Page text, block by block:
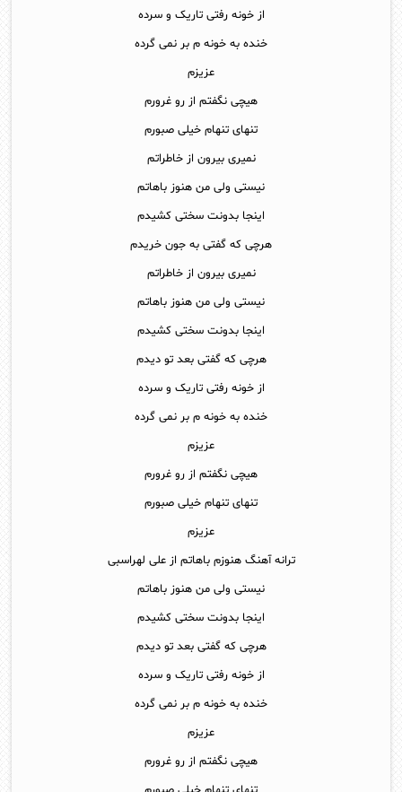
از خونه رفتی تاریک و سرده
خنده به خونه م بر نمی گرده
عزیزم
هیچی نگفتم از رو غرورم
تنهای تنهام خیلی صبورم
نمیری بیرون از خاطراتم
نیستی ولی من هنوز باهاتم
اینجا بدونت سختی کشیدم
هرچی که گفتی به جون خریدم
نمیری بیرون از خاطراتم
نیستی ولی من هنوز باهاتم
اینجا بدونت سختی کشیدم
هرچی که گفتی بعد تو دیدم
از خونه رفتی تاریک و سرده
خنده به خونه م بر نمی گرده
عزیزم
هیچی نگفتم از رو غرورم
تنهای تنهام خیلی صبورم
عزیزم
ترانه آهنگ هنوزم باهاتم از علی لهراسبی
نیستی ولی من هنوز باهاتم
اینجا بدونت سختی کشیدم
هرچی که گفتی بعد تو دیدم
از خونه رفتی تاریک و سرده
خنده به خونه م بر نمی گرده
عزیزم
هیچی نگفتم از رو غرورم